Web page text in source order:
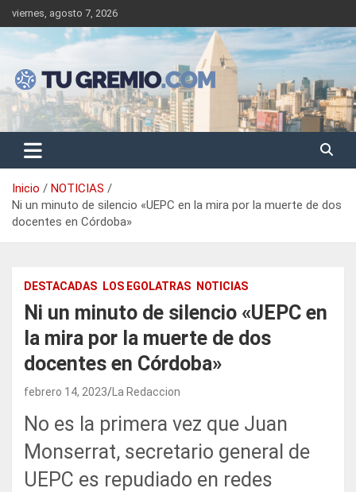
Saltar
al
contenido
viernes, agosto 7, 2026
Tu Gremio
Sitio de noticias gremiales – laborales
Inicio
NOTICIAS
Ni un minuto de silencio «UEPC en la mira por la muerte de dos
docentes en Córdoba»
DESTACADAS LOS EGOLATRAS NOTICIAS
Ni un minuto de silencio «UEPC en
la mira por la muerte de dos
docentes en Córdoba»
febrero 14, 2023 La Redaccion
No es la primera vez que Juan
Monserrat, secretario general de
UEPC es repudiado en redes